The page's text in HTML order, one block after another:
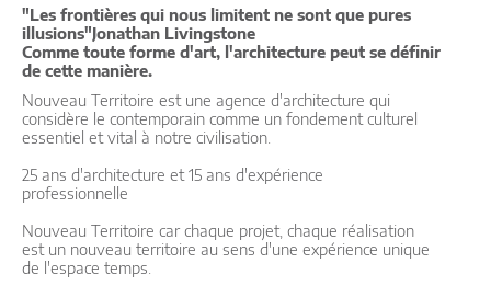
"Les frontières qui nous limitent ne sont que pures
illusions"Jonathan Livingstone
Comme toute forme d'art, l'architecture peut se définir
de cette manière.
Nouveau Territoire est une agence d'architecture qui
considère le contemporain comme un fondement culturel
essentiel et vital à notre civilisation.
25 ans d'architecture et 15 ans d'expérience
professionnelle
Nouveau Territoire car chaque projet, chaque réalisation
est un nouveau territoire au sens d'une expérience unique
de l'espace temps.